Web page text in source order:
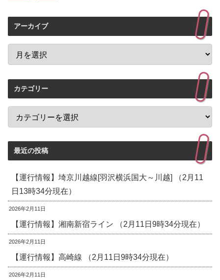
アーカイブ
カテゴリー
最近の投稿
【運行情報】埼京川越線[羽沢横浜国大～川越] （2月11
日13時34分現在）
2026年2月11日
【運行情報】湘南新宿ライン （2月11日9時34分現在）
2026年2月11日
【運行情報】高崎線 （2月11日9時34分現在）
2026年2月11日